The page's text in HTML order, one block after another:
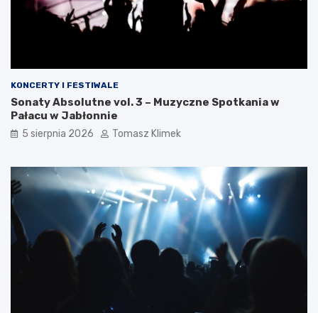
KONCERTY I FESTIWALE
Sonaty Absolutne vol. 3 – Muzyczne Spotkania w
Pałacu w Jabłonnie
5 sierpnia 2026 Tomasz Klimek